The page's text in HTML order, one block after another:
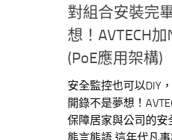
對組合安裝完
想！AVTECH
(PoE應用架構)
安全監控也可以DIY
開錄不是夢想！
保障居家與公司的